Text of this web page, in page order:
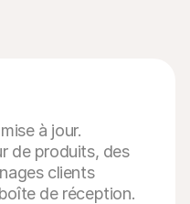
à jour.
de produits, des
clients
de réception.